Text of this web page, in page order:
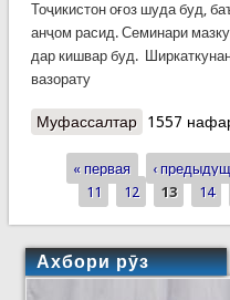
Тоҷикистон оғоз шуда буд,
анҷом расид. Семинари
дар кишвар буд.
вазорату
Муфассалтаро Анҷоми
1557
Страницы
« первая ‹
11
12 13 14
Ахбори рӯз